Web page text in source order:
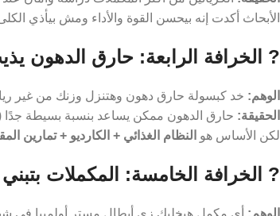
الأبحاث أكدت إنه بيحسن القوة والأداء ومش بيأذي الكلى لو
? الخرافة الرابعة: حارق الدهون
الوهم: خد كبسولة حارق دهون وهتنزل وزنك من غير
الحقيقة: حارق الدهون ممكن يساعد بنسبة بسيطة جدًا (يزود
لكن الأساس هو النظام الغذائي + الكارديو + تمارين
? الخرافة الخامسة: المكملات